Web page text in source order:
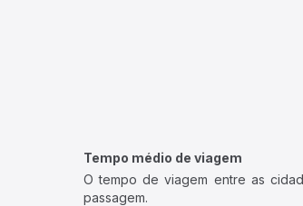
Tempo médio de viagem
O tempo de viagem entre as
passagem.